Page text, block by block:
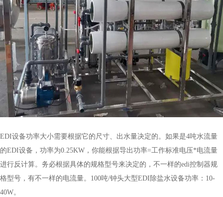
EDI设备功率大小需要根据它的尺寸、出水量决定的。如果是4吨水流量
的EDI设备，功率为0.25KW，你能根据导出功率=工作标准电压*电流量
进行反计算。务必根据具体的规格型号来决定的，不一样的edi控制器规
格型号，有不一样的电流量。100吨/钟头大型EDI除盐水设备功率：10-
40W。